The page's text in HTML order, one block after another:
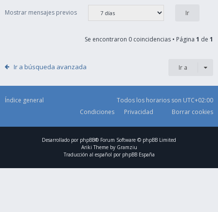
Mostrar mensajes previos
Se encontraron 0 coincidencias • Página 1 de 1
Ir a búsqueda avanzada Ir a
Índice general Todos los horarios son UTC+02:00
Borrar cookies
Privacidad
Condiciones
Desarrollado por phpBB® Forum Software © phpBB Limited
Ariki Theme by Gramziu
Traducción al español por phpBB España